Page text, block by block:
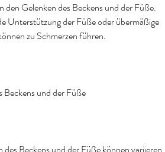
Gelenken des Beckens und der Füße.
Unterstützung der Füße oder übermäßige
zu Schmerzen führen.
Beckens und der Füße